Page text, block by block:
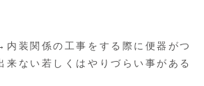
内装関係の工事をする際に便器がつ
来ない若しくはやりづらい事がある